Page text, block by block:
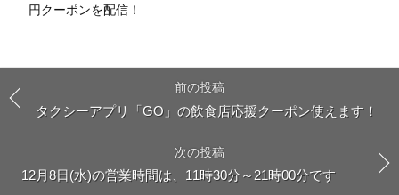
円クーポンを配信！
前の投稿
タクシーアプリ「GO」の飲食店応援クーポン使えます！
次の投稿
12月8日(水)の営業時間は、11時30分～21時00分です